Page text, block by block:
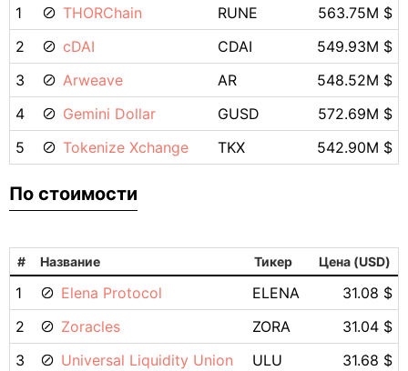
1 THORChain RUNE
563.75M $
2
cDAI CDAI
549.93M $
3
Arweave AR
548.52M $
4
Gemini Dollar GUSD
572.69M $
5
Tokenize Xchange TKX 542.90M $
По стоимости
# Название Тикер Цена (USD)
1 Elena Protocol ELENA
31.08 $
2
Zoracles ZORA
31.04 $
3
Universal Liquidity Union ULU 31.68 $